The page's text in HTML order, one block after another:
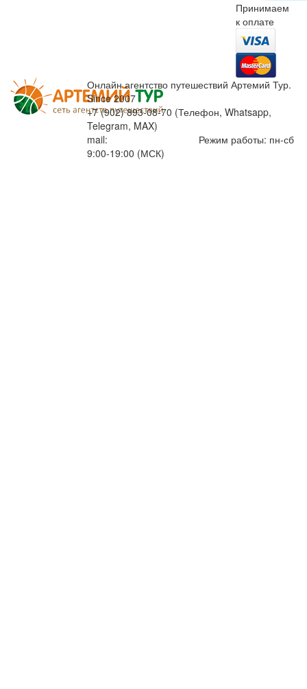
Принимаем
к оплате
Онлайн агентство путешествий Артемий Тур.
Since 2007
+7 (902) 893-08-70 (Телефон, Whatsapp,
Telegram, MAX)
mail:
Режим работы: пн-сб
9:00-19:00 (МСК)